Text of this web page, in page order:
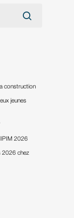
construction
jeunes
2026
2026 chez